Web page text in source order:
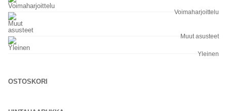
Voimaharjoittelu
Muut asusteet
Yleinen
OSTOSKORI